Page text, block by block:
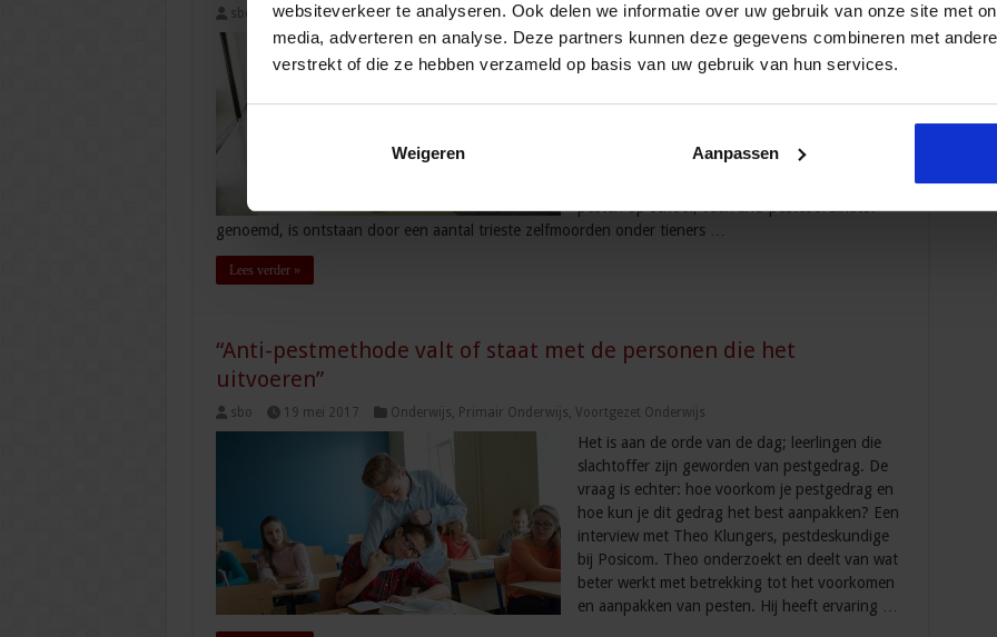
websiteverkeer te analyseren. Ook delen we informatie over uw gebruik van onze site met
media, adverteren en analyse. Deze partners kunnen deze gegevens combineren met
verstrekt of die ze hebben verzameld op basis van uw gebruik van hun services.
Weigeren Aanpassen
sbo 24 april 2019 Onderwijs,Primair Onderwijs,Voortgezet Onderwijs
De sociale veiligheidswet en de anti-
pestcoördinator zijn relatief nieuwe begrippen
stuk probeer ik daar antwoord op te geven.
pesten op school, vaak anti-pestcoördinator
genoemd, is ontstaan door een aantal trieste zelfmoorden onder tieners …
Lees verder »
“Anti-pestmethode valt of staat met de personen die het
uitvoeren”
sbo 19 mei 2017 Onderwijs, Primair Onderwijs, Voortgezet Onderwijs
Het is aan de orde van de dag; leerlingen die
slachtoffer zijn geworden van pestgedrag. De
vraag is echter: hoe voorkom je pestgedrag en
hoe kun je dit gedrag het best aanpakken? Een
interview met Theo Klungers, pestdeskundige
bij Posicom. Theo onderzoekt en deelt van wat
beter werkt met betrekking tot het voorkomen
en aanpakken van pesten. Hij heeft ervaring …